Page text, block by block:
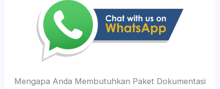
Mengapa Anda Membutuhkan Paket Dokumentasi